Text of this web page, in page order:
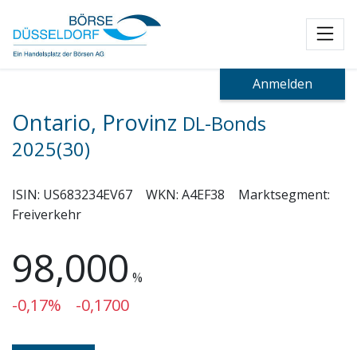
Anmelden
Ontario, Provinz DL-Bonds
2025(30)
ISIN: US683234EV67 WKN: A4EF38
Marktsegment:
Freiverkehr
98,000 %
-0,17% -0,1700